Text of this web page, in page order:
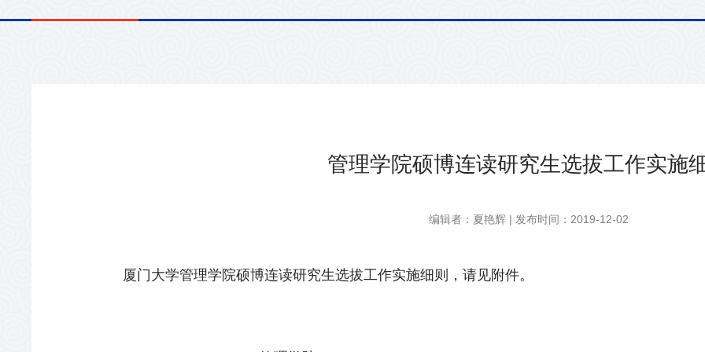
管理学院硕博连读研究生选拔工作实施
编辑者：夏艳辉 | 发布时间：2019-12-02
厦门大学管理学院硕博连读研究生选拔工作实施细则，请见附件。